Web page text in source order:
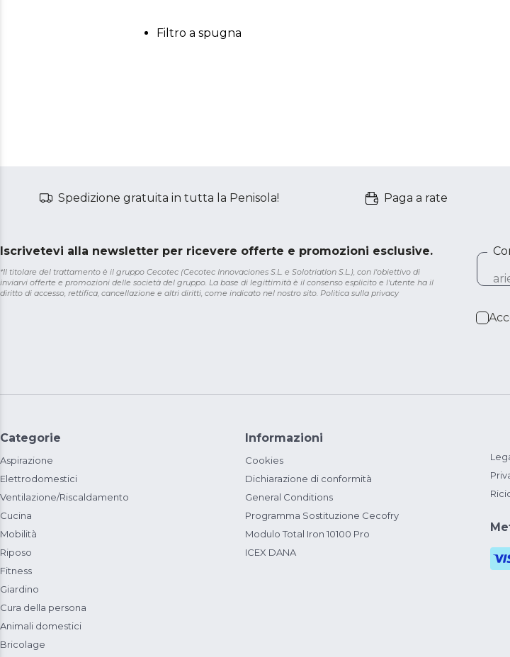
Filtro a spugna
Spedizione gratuita in tutta la Penisola! Paga a rate
Iscrivetevi alla newsletter per ricevere offerte e promozioni esclusive.
*Il titolare del trattamento è il gruppo Cecotec (Cecotec Innovaciones S.L. e Solotriatlon S.L.), con l'obiettivo di
inviarvi offerte e promozioni delle società del gruppo. La base di legittimità è il consenso esplicito e l'utente ha il
diritto di accesso, rettifica, cancellazione e altri diritti, come indicato nel nostro sito. Politica sulla privacy
Categorie
Aspirazione
Elettrodomestici
Ventilazione/Riscaldamento
Cucina
Mobilità
Riposo
Fitness
Giardino
Cura della persona
Animali domestici
Bricolage
Informazioni
Cookies
Dichiarazione di conformità
General Conditions
Programma Sostituzione Cecofry
Modulo Total Iron 10100 Pro
ICEX DANA